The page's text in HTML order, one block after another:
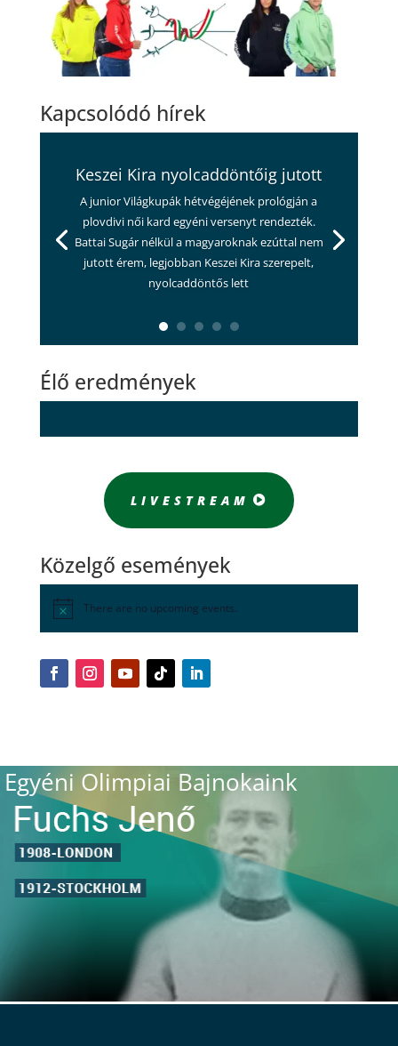
Kapcsolódó hírek
Keszei Kira nyolcaddöntőig jutott
A junior Világkupák hétvégéjének prológján a
plovdivi női kard egyéni versenyt rendezték.
Battai Sugár nélkül a magyaroknak ezúttal nem
jutott érem, legjobban Keszei Kira szerepelt,
nyolcaddöntős lett
Élő eredmények
LIVESTREAM
Közelgő események
There are no upcoming events.
Egyéni Olimpiai Bajnokaink